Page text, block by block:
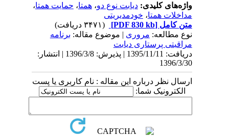
واژه‌های کلیدی:دیابت نوع دو،همتا،حمایت همتا،
مداخلات همتا،خودمدیریتی
متن کامل[PDF 830 kb]
نوع مطالعه:مروری| موضوع مقاله:برنامه
مراقبتی پرستاری دیابت
دریافت: 1395/11/11 | پذیرش: 1396/3/8 | انتشار:
1396/3/30
ارسال نظر درباره این مقاله : نام کاربری یا پست
الکترونیک شما: